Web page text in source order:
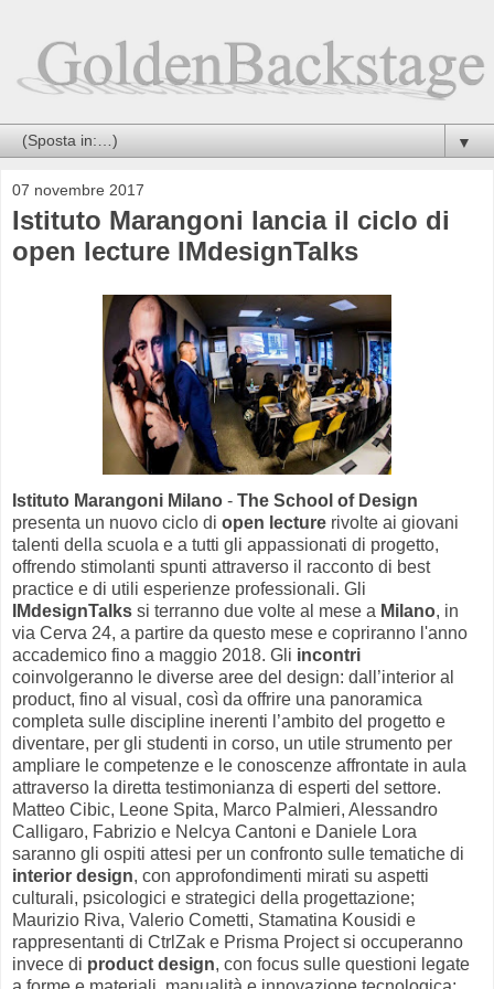
▼
07 novembre 2017
Istituto Marangoni lancia il ciclo di
open lecture IMdesignTalks
Istituto Marangoni Milano - The School of Design
presenta un nuovo ciclo di open lecture rivolte ai giovani
talenti della scuola e a tutti gli appassionati di progetto,
offrendo stimolanti spunti attraverso il racconto di best
practice e di utili esperienze professionali. Gli
IMdesignTalks si terranno due volte al mese a Milano, in
via Cerva 24, a partire da questo mese e copriranno l'anno
accademico fino a maggio 2018. Gli incontri
coinvolgeranno le diverse aree del design: dall’interior al
product, fino al visual, così da offrire una panoramica
completa sulle discipline inerenti l’ambito del progetto e
diventare, per gli studenti in corso, un utile strumento per
ampliare le competenze e le conoscenze affrontate in aula
attraverso la diretta testimonianza di esperti del settore.
Matteo Cibic, Leone Spita, Marco Palmieri, Alessandro
Calligaro, Fabrizio e Nelcya Cantoni e Daniele Lora
saranno gli ospiti attesi per un confronto sulle tematiche di
interior design, con approfondimenti mirati su aspetti
culturali, psicologici e strategici della progettazione;
Maurizio Riva, Valerio Cometti, Stamatina Kousidi e
rappresentanti di CtrlZak e Prisma Project si occuperanno
invece di product design, con focus sulle questioni legate